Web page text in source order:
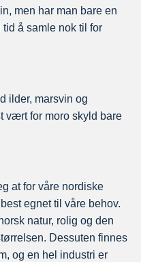
men har man bare en
å samle nok til for
ilder, marsvin og
vært for moro skyld bare
at for våre nordiske
egnet til våre behov.
natur, rolig og den
Dessuten finnes
og en hel industri er